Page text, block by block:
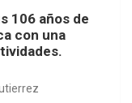
106 años de
con una